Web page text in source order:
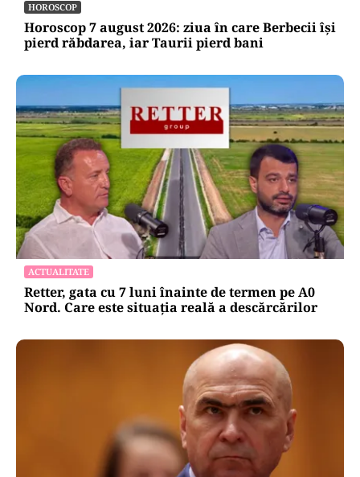
HOROSCOP
Horoscop 7 august 2026: ziua în care Berbecii își
pierd răbdarea, iar Taurii pierd bani
ACTUALITATE
Retter, gata cu 7 luni înainte de termen pe A0
Nord. Care este situația reală a descărcărilor